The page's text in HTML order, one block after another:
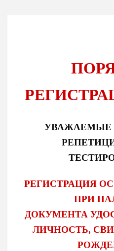
УВАЖАЕМЫЕ
РЕГИСТРАЦИЯ
ПРИ
ДОКУМЕНТА
ЛИЧНОСТЬ,